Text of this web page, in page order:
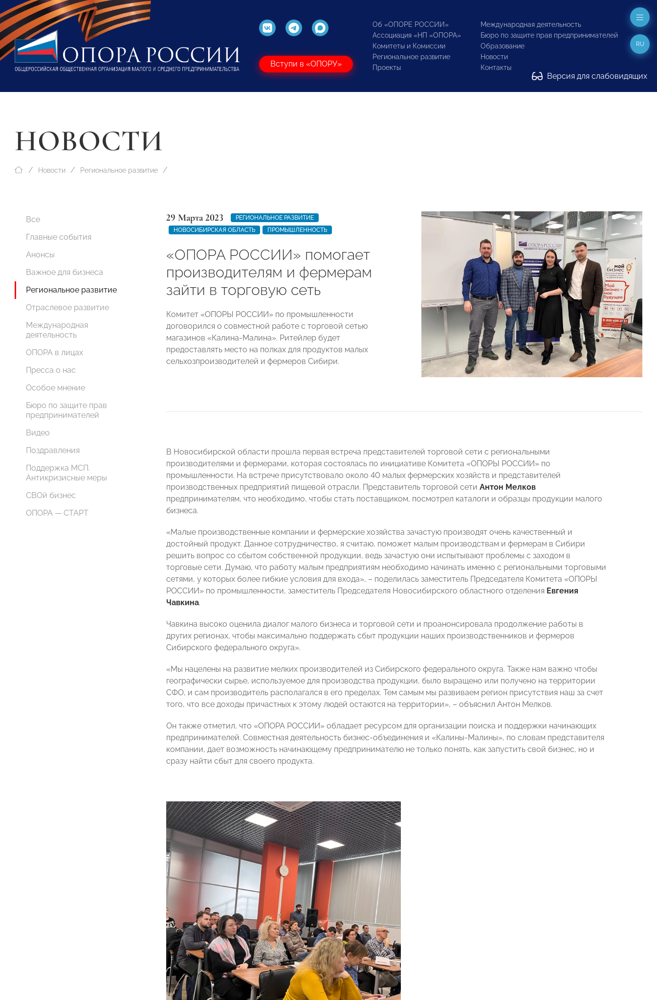
Вступи в «ОПОРУ»
Об «ОПОРЕ РОССИИ»
Ассоциация «НП «ОПОРА»
Комитеты и Комиссии
Региональное развитие
Проекты
Международная деятельность
Бюро по защите прав предпринимателей
Образование
Новости
Контакты
Версия для слабовидящих
RU
НОВОСТИ
Новости Региональное развитие
Все
Главные события
Анонсы
Важное для бизнеса
Региональное развитие
Отраслевое развитие
Международная
деятельность
ОПОРА в лицах
Пресса о нас
Особое мнение
Бюро по защите прав
предпринимателей
Видео
Поздравления
Поддержка МСП.
Антикризисные меры
СВОй бизнес
ОПОРА — СТАРТ
29 Марта 2023
РЕГИОНАЛЬНОЕ РАЗВИТИЕ
НОВОСИБИРСКАЯ ОБЛАСТЬ
ПРОМЫШЛЕННОСТЬ
«ОПОРА РОССИИ» помогает
производителям и фермерам
зайти в торговую сеть
Комитет «ОПОРЫ РОССИИ» по промышленности
договорился о совместной работе с торговой сетью
магазинов «Калина-Малина». Ритейлер будет
предоставлять место на полках для продуктов малых
сельхозпроизводителей и фермеров Сибири.
В Новосибирской области прошла первая встреча представителей торговой сети с региональными
производителями и фермерами, которая состоялась по инициативе Комитета «ОПОРЫ РОССИИ» по
промышленности. На встрече присутствовало около 40 малых фермерских хозяйств и представителей
производственных предприятий пищевой отрасли. Представитель торговой сети Антон Мелков
предпринимателям, что необходимо, чтобы стать поставщиком, посмотрел каталоги и образцы продукции малого
бизнеса.
«Малые производственные компании и фермерские хозяйства зачастую производят очень качественный и
достойный продукт. Данное сотрудничество, я считаю, поможет малым производствам и фермерам в Сибири
решить вопрос со сбытом собственной продукции, ведь зачастую они испытывают проблемы с заходом в
торговые сети. Думаю, что работу малым предприятиям необходимо начинать именно с региональными торговыми
сетями, у которых более гибкие условия для входа», – поделилась заместитель Председателя Комитета «ОПОРЫ
РОССИИ» по промышленности, заместитель Председателя Новосибирского областного отделения Евгения
Чавкина.
Чавкина высоко оценила диалог малого бизнеса и торговой сети и проанонсировала продолжение работы в
других регионах, чтобы максимально поддержать сбыт продукции наших производственников и фермеров
Сибирского федерального округа».
«Мы нацелены на развитие мелких производителей из Сибирского федерального округа. Также нам важно чтобы
географически сырье, используемое для производства продукции, было выращено или получено на территории
СФО, и сам производитель располагался в его пределах. Тем самым мы развиваем регион присутствия наш за счет
того, что все доходы причастных к этому людей остаются на территории», – объяснил Антон Мелков.
Он также отметил, что «ОПОРА РОССИИ» обладает ресурсом для организации поиска и поддержки начинающих
предпринимателей. Совместная деятельность бизнес-объединения и «Калины-Малины», по словам представителя
компании, дает возможность начинающему предпринимателю не только понять, как запустить свой бизнес, но и
сразу найти сбыт для своего продукта.